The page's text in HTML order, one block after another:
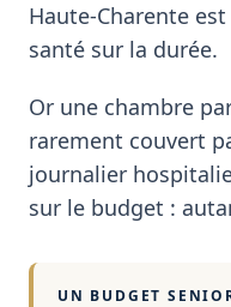
Haute-Charente
santé sur la durée.
Or une chambre
rarement couvert
journalier
sur le budget :
UN BUDGET